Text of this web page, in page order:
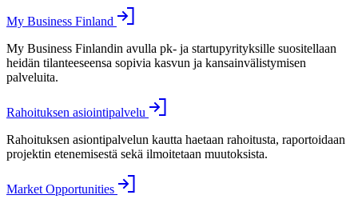
My Business Finland
My Business Finlandin avulla pk- ja startupyrityksille suositellaan
heidän tilanteeseensa sopivia kasvun ja kansainvälistymisen
palveluita.
Rahoituksen asiointipalvelu
Rahoituksen asiontipalvelun kautta haetaan rahoitusta, raportoidaan
projektin etenemisestä sekä ilmoitetaan muutoksista.
Market Opportunities